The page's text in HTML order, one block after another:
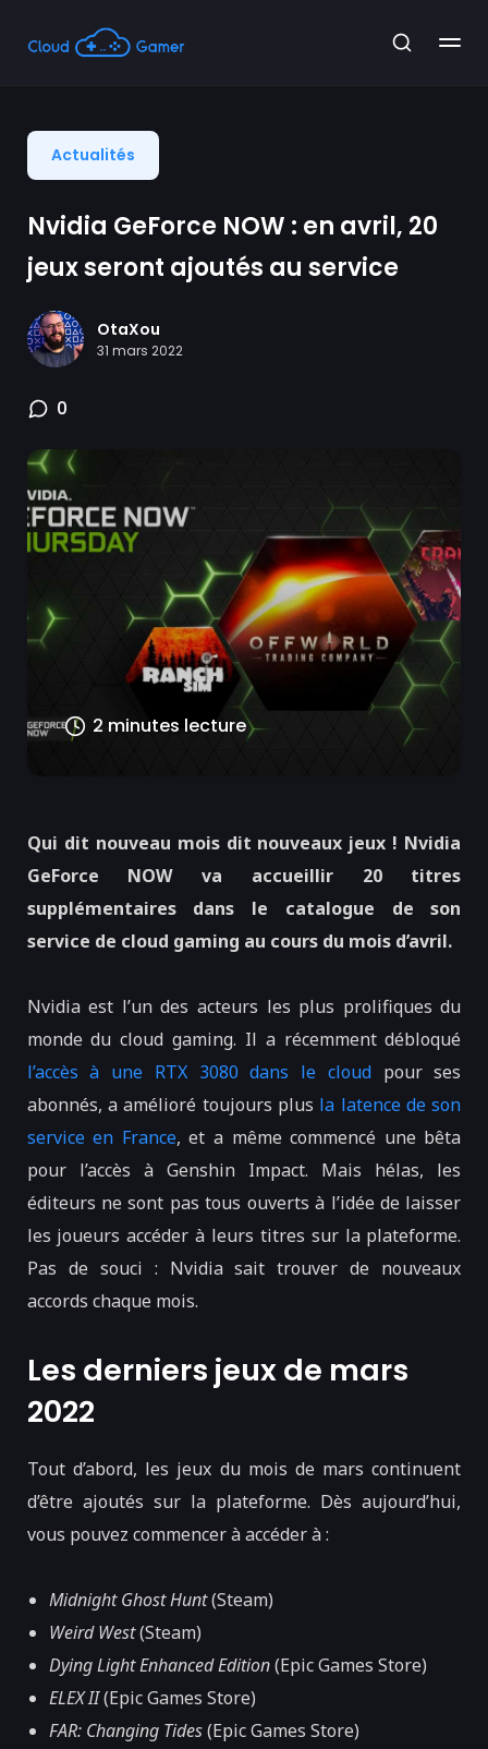
Actualités
Nvidia GeForce NOW : en avril, 20
jeux seront ajoutés au service
OtaXou
31 mars 2022
0
2 minutes lecture
Qui dit nouveau mois dit nouveaux jeux ! Nvidia
GeForce NOW va accueillir 20 titres
supplémentaires dans le catalogue de son
service de cloud gaming au cours du mois d’avril.
Nvidia est l’un des acteurs les plus prolifiques du
monde du cloud gaming. Il a récemment débloqué
l’accès à une RTX 3080 dans le cloudpour ses
abonnés, a amélioré toujours plus la latence de son
service en France, et a même commencé une bêta
pour l’accès à Genshin Impact. Mais hélas, les
éditeurs ne sont pas tous ouverts à l’idée de laisser
les joueurs accéder à leurs titres sur la plateforme.
Pas de souci : Nvidia sait trouver de nouveaux
accords chaque mois.
Les derniers jeux de mars
2022
Tout d’abord, les jeux du mois de mars continuent
d’être ajoutés sur la plateforme. Dès aujourd’hui,
vous pouvez commencer à accéder à :
Midnight Ghost Hunt(Steam)
Weird West(Steam)
Dying Light Enhanced Edition(Epic Games Store)
ELEX II(Epic Games Store)
FAR: Changing Tides(Epic Games Store)